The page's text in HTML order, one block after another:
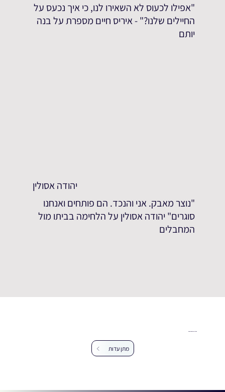
"אפילו לכעוס לא השאירו לנו, כי איך נכעס על
החיילים שלנו?" - איריס חיים מספרת על בנה
יותם
יהודה אסולין
"נוצר מאבק. אני והנכד. הם פותחים ואנחנו
סוגרים" יהודה אסולין על הלחימה בביתו מול
המחבלים
מתן עדות